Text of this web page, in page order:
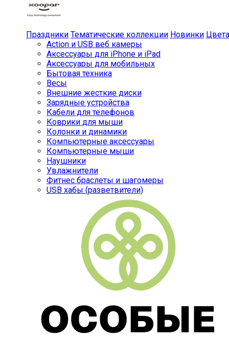
Праздники Тематические коллекции Новинки Цвета
Action и USB веб камеры
Аксессуары для iPhone и iPad
Аксессуары для мобильных
Бытовая техника
Весы
Внешние жесткие диски
Зарядные устройства
Кабели для телефонов
Коврики для мыши
Колонки и динамики
Компьютерные аксессуары
Компьютерные мыши
Наушники
Увлажнители
Фитнес браслеты и шагомеры
USB хабы (разветвители)